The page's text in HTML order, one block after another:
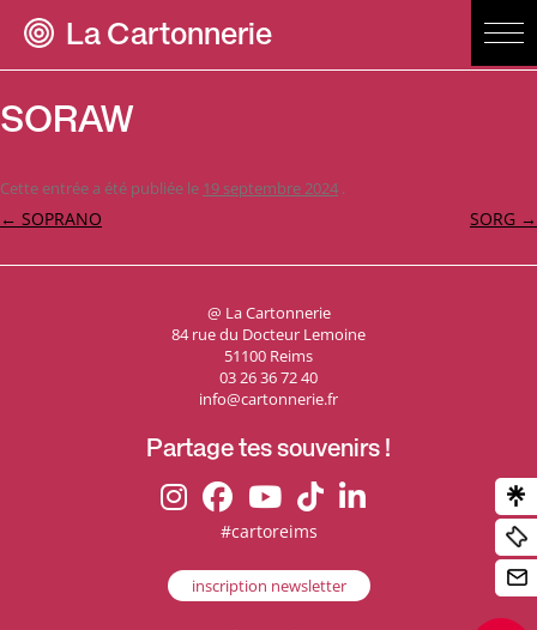
La Cartonnerie
SORAW
Cette entrée a été publiée le 19 septembre 2024 .
Navigation
← SOPRANO SORG →
@ La Cartonnerie
84 rue du Docteur Lemoine
51100 Reims
03 26 36 72 40
info@cartonnerie.fr
Partage tes souvenirs !
#cartoreims
inscription newsletter